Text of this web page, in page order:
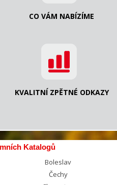
CO VÁM NABÍZÍME
KVALITNÍ ZPĚTNÉ ODKAZY
Katalogů
Boleslav
Čechy